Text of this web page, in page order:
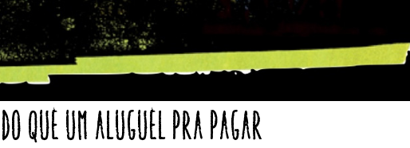
que um aluguel pra pagar